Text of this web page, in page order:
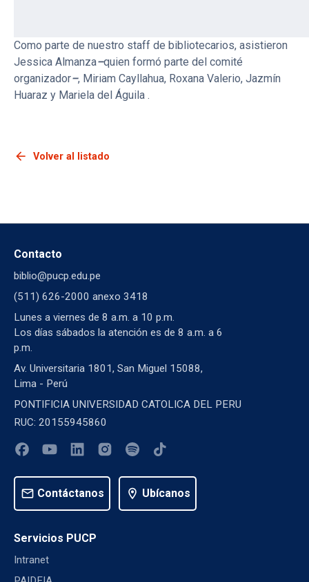
Como parte de nuestro staff de bibliotecarios, asistieron
Jessica Almanza–quien formó parte del comité
organizador–, Miriam Cayllahua, Roxana Valerio, Jazmín
Huaraz y Mariela del Águila .
arrow_back Volver al listado
Contacto
biblio@pucp.edu.pe
(511) 626-2000 anexo 3418
Lunes a viernes de 8 a.m. a 10 p.m.
Los días sábados la atención es de 8 a.m. a 6
p.m.
Av. Universitaria 1801, San Miguel 15088,
Lima - Perú
PONTIFICIA UNIVERSIDAD CATOLICA DEL PERU
RUC: 20155945860
mail Contáctanos location_on Ubícanos
Servicios PUCP
Intranet